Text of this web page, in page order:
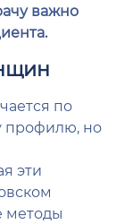
важно
по
профилю, но
эти
методы